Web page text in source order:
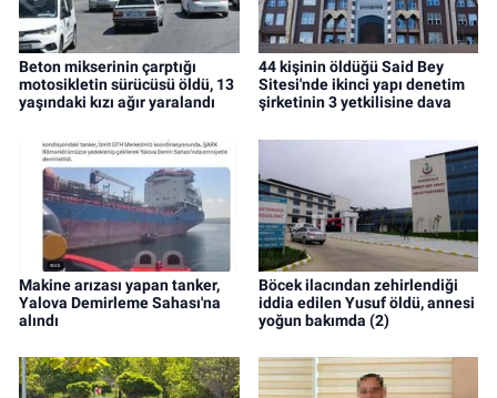
Beton mikserinin çarptığı
motosikletin sürücüsü öldü, 13
yaşındaki kızı ağır yaralandı
44 kişinin öldüğü Said Bey
Sitesi'nde ikinci yapı denetim
şirketinin 3 yetkilisine dava
Makine arızası yapan tanker,
Yalova Demirleme Sahası'na
alındı
Böcek ilacından zehirlendiği
iddia edilen Yusuf öldü, annesi
yoğun bakımda (2)